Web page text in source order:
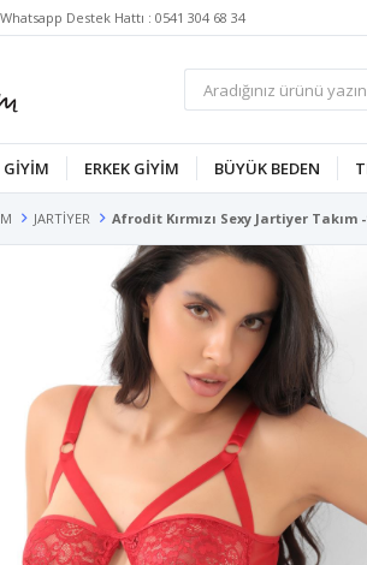
Destek Hattı : 0541 304 68 34
GİYİM ERKEK GİYİM BÜYÜK BEDEN
JARTİYER Afrodit Kırmızı Sexy Jartiyer Takım -